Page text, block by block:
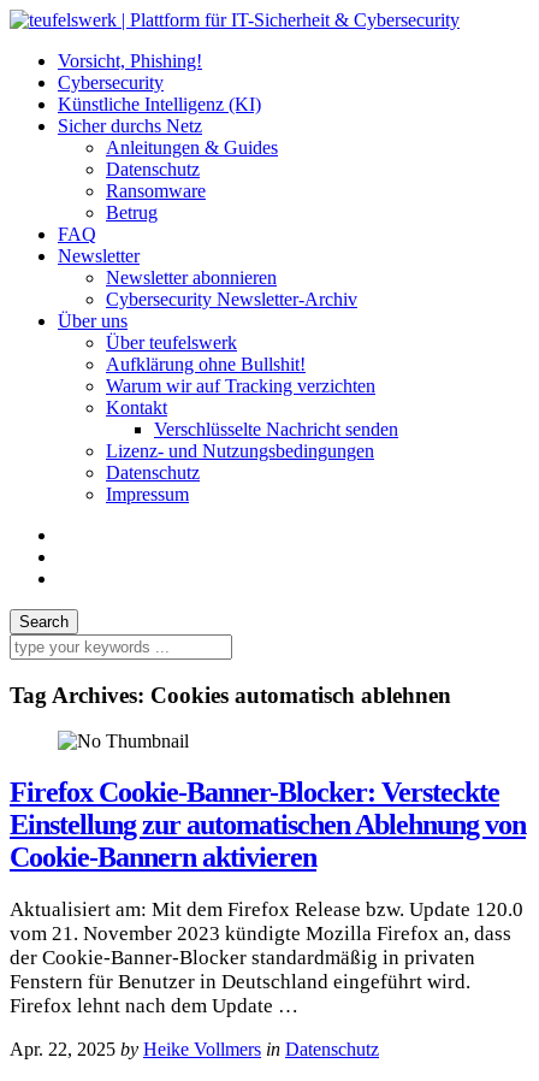
Vorsicht, Phishing!
Cybersecurity
Künstliche Intelligenz (KI)
Sicher durchs Netz
Anleitungen & Guides
Datenschutz
Ransomware
Betrug
FAQ
Newsletter
Newsletter abonnieren
Cybersecurity Newsletter-Archiv
Über uns
Über teufelswerk
Aufklärung ohne Bullshit!
Warum wir auf Tracking verzichten
Kontakt
Verschlüsselte Nachricht senden
Lizenz- und Nutzungsbedingungen
Datenschutz
Impressum
Tag Archives: Cookies automatisch ablehnen
Firefox Cookie-Banner-Blocker: Versteckte
Einstellung zur automatischen Ablehnung von
Cookie-Bannern aktivieren
Aktualisiert am: Mit dem Firefox Release bzw. Update 120.0
vom 21. November 2023 kündigte Mozilla Firefox an, dass
der Cookie-Banner-Blocker standardmäßig in privaten
Fenstern für Benutzer in Deutschland eingeführt wird.
Firefox lehnt nach dem Update …
Apr. 22, 2025 by Heike Vollmers in Datenschutz